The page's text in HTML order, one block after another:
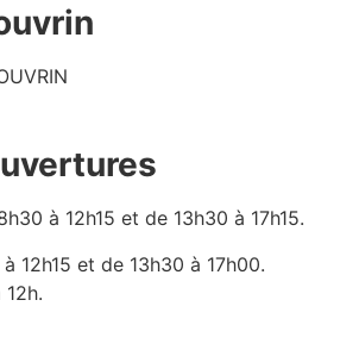
à 12h15 et de 13h30 à 17h15.
12h15 et de 13h30 à 17h00.